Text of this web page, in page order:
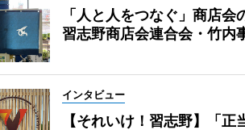
「人と人をつなぐ」商店会
習志野商店会連合会・竹内
インタビュー
【それいけ！習志野】「